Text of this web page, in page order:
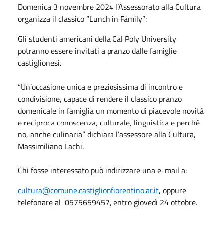
Domenica 3 novembre 2024 l’Assessorato alla Cultura
organizza il classico “Lunch in Family”:
Gli studenti americani della Cal Poly University
potranno essere invitati a pranzo dalle famiglie
castiglionesi.
“Un’occasione unica e preziosissima di incontro e
condivisione, capace di rendere il classico pranzo
domenicale in famiglia un momento di piacevole novità
e reciproca conoscenza, culturale, linguistica e perché
no, anche culinaria” dichiara l’assessore alla Cultura,
Massimiliano Lachi.
Chi fosse interessato può indirizzare una e-mail a:
cultura@comune.castiglionfiorentino.ar.it, oppure
telefonare al 0575659457, entro giovedì 24 ottobre.